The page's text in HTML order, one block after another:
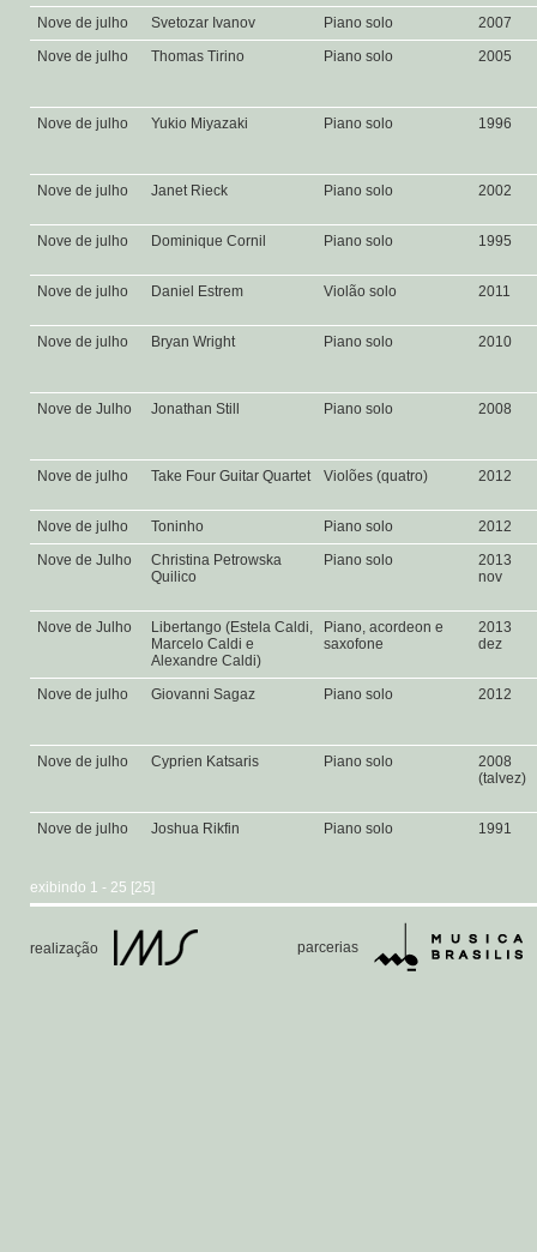
Nove de julho
Svetozar Ivanov Piano solo
2007
Nove de julho
Thomas Tirino Piano solo 2005
Nove de julho Yukio Miyazaki Piano solo 1996
Nove de julho Janet Rieck Piano solo 2002
Nove de julho Dominique Cornil Piano solo 1995
Nove de julho Daniel Estrem Violão solo 2011
Nove de julho Bryan Wright Piano solo 2010
Nove de Julho Jonathan Still Piano solo 2008
Nove de julho Take Four Guitar Quartet Violões (quatro) 2012
Nove de julho Toninho Piano solo
2012
Nove de Julho
Christina Petrowska
Quilico
Piano solo
2013
nov
Nove de Julho
Libertango (Estela Caldi,
Marcelo Caldi e
Alexandre Caldi)
Piano, acordeon e
saxofone
2013
dez
Nove de julho Giovanni Sagaz Piano solo 2012
Nove de julho Cyprien Katsaris Piano solo
2008
(talvez)
Nove de julho Joshua Rikfin Piano solo 1991
exibindo 1 - 25 [25]
realização parcerias